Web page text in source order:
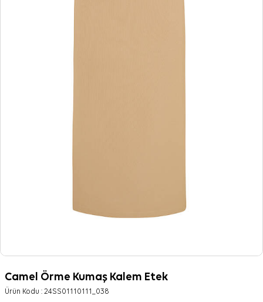
Camel Örme Kumaş Kalem Etek
Ürün Kodu : 24SS01110111_038